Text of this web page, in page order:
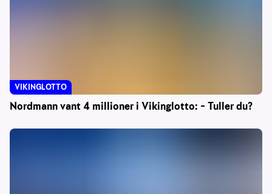
Nordmann vant 4 millioner i Vikinglotto: – Tuller du?
VIKINGLOTTO